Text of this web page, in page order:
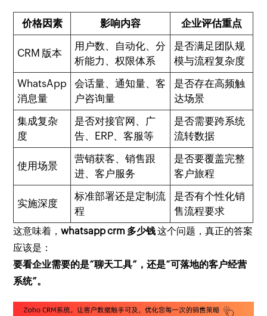
价格因素 影响内容 企业评估重点
CRM 版本
用户数、自动化、分
析能力、权限体系
是否满足团队规
模与流程复杂度
WhatsApp
消息量
会话量、通知量、客
户咨询量
是否存在高频触
达场景
集成复杂
度
是否对接官网、广
告、ERP、客服等
是否需要跨系统
流转数据
使用场景
营销获客、销售跟
进、客户服务
是否要覆盖完整
客户旅程
实施深度
标准部署还是定制流
程
是否有个性化销
售流程要求
这意味着，whatsapp crm 多少钱这个问题，真正的答案
应该是：
要看企业需要的是“聊天工具”，还是“可落地的客户经营
系统”。